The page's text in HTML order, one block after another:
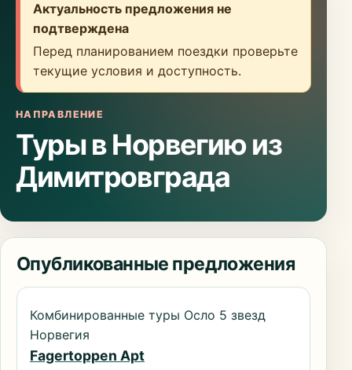
Актуальность предложения не
подтверждена
Перед планированием поездки проверьте
текущие условия и доступность.
НАПРАВЛЕНИЕ
Туры в Норвегию из
Димитровграда
Опубликованные предложения
Комбинированные туры Осло 5 звезд
Норвегия
Fagertoppen Apt